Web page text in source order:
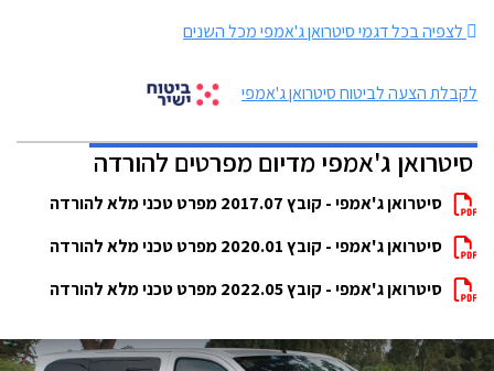
לצפיה בכל דגמי סיטרואן ג'אמפי מכל השנים
לקבלת הצעה לביטוח סיטרואן ג'אמפי
סיטרואן ג'אמפי מדיום מפרטים להורדה
סיטרואן ג'אמפי - קובץ 2017.07 מפרט טכני מלא להורדה
סיטרואן ג'אמפי - קובץ 2020.01 מפרט טכני מלא להורדה
סיטרואן ג'אמפי - קובץ 2022.05 מפרט טכני מלא להורדה